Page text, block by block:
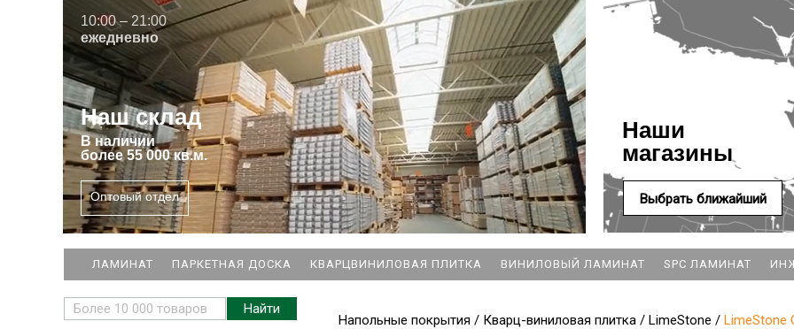
10:00 – 21:00
ежедневно
Наш склад
Вналичии
более 55 000 кв.м.
Оптовый отдел
Наши
магазины
Выбрать ближайший
ЛАМИНАТ ПАРКЕТНАЯ ДОСКА КВАРЦВИНИЛОВАЯ ПЛИТКА ВИНИЛОВЫЙ ЛАМИНАТ SPC ЛАМИНАТ
Напольные покрытия / Кварц-виниловая плитка / LimeStone / LimeStone